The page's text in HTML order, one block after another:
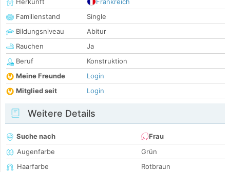
Familienstand
Single
Bildungsniveau
Abitur
Rauchen
Ja
Beruf
Konstruktion
Meine Freunde
Login
Mitglied seit
Login
Weitere Details
Suche nach
Frau
Augenfarbe
Grün
Haarfarbe
Rotbraun